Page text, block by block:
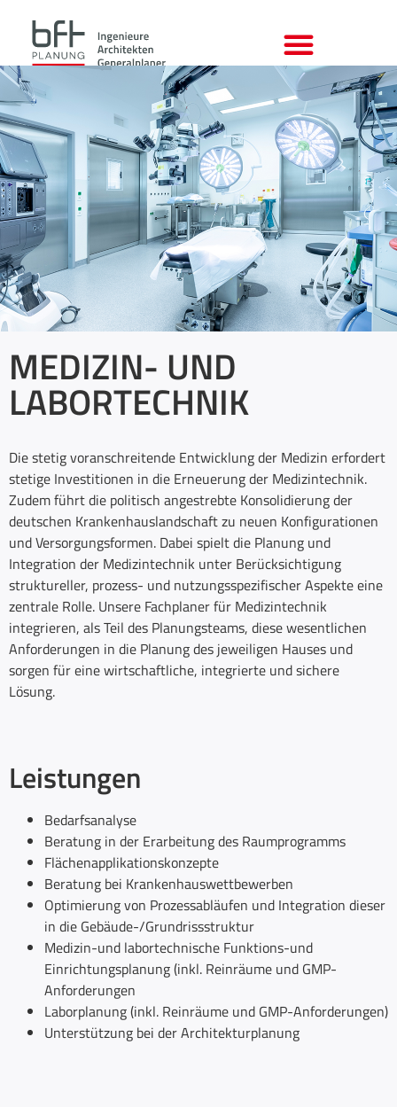
MEDIZIN- UND
LABORTECHNIK
Die stetig voranschreitende Entwicklung der Medizin erfordert
stetige Investitionen in die Erneuerung der Medizintechnik.
Zudem führt die politisch angestrebte Konsolidierung der
deutschen Krankenhauslandschaft zu neuen Konfigurationen
und Versorgungsformen. Dabei spielt die Planung und
Integration der Medizintechnik unter Berücksichtigung
struktureller, prozess- und nutzungsspezifischer Aspekte eine
zentrale Rolle. Unsere Fachplaner für Medizintechnik
integrieren, als Teil des Planungsteams, diese wesentlichen
Anforderungen in die Planung des jeweiligen Hauses und
sorgen für eine wirtschaftliche, integrierte und sichere
Lösung.
Leistungen
Bedarfsanalyse
Beratung in der Erarbeitung des Raumprogramms
Flächenapplikationskonzepte
Beratung bei Krankenhauswettbewerben
Optimierung von Prozessabläufen und Integration dieser
in die Gebäude-/Grundrissstruktur
Medizin-und labortechnische Funktions-und
Einrichtungsplanung (inkl. Reinräume und GMP-
Anforderungen
Laborplanung (inkl. Reinräume und GMP-Anforderungen)
Unterstützung bei der Architekturplanung